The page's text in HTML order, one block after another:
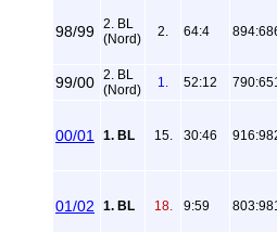
98/99 2. BL
(Nord)
2. 64:4
99/00 2. BL
(Nord)
1. 52:12
00/01 1. BL 15. 30:46
01/02 1. BL 18. 9:59